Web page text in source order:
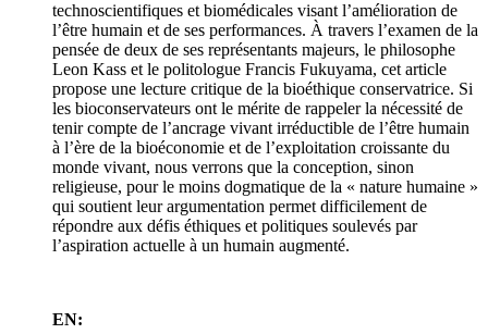
technoscientifiques et biomédicales visant l’amélioration de
l’être humain et de ses performances. À travers l’examen de la
pensée de deux de ses représentants majeurs, le philosophe
Leon Kass et le politologue Francis Fukuyama, cet article
propose une lecture critique de la bioéthique conservatrice. Si
les bioconservateurs ont le mérite de rappeler la nécessité de
tenir compte de l’ancrage vivant irréductible de l’être humain
à l’ère de la bioéconomie et de l’exploitation croissante du
monde vivant, nous verrons que la conception, sinon
religieuse, pour le moins dogmatique de la « nature humaine »
qui soutient leur argumentation permet difficilement de
répondre aux défis éthiques et politiques soulevés par
l’aspiration actuelle à un humain augmenté.
EN: